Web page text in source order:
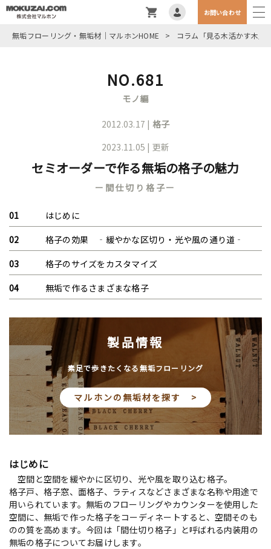
お問い合わせ
無垢フローリング・無垢材｜マルホンHOME > コラム「見る木活かす木」
NO.681
モノ編
2012.03.17 | 格子
2023.11.05 | 更新
セミオーダーで作る無垢の格子の魅力
ー間仕切り格子ー
はじめに
格子の効果 ‐緩やかな区切り・光や風の通り道‐
格子のサイズをカスタマイズ
無垢で作るさまざまな格子
製品情報
素足で歩きたくなる無垢フローリング
マルホンの無垢材を探す >
はじめに
空間と空間を緩やかに区切り、光や風を取り込む格子。
格子戸、格子窓、面格子、ラティスなどさまざまな名称や用途で
用いられています。無垢のフローリングやカウンターを使用した
空間に、無垢で作った格子をコーディネートすると、空間そのも
のの質を高めます。今回は「間仕切り格子」と呼ばれる内装用の
無垢の格子についてお届けします。